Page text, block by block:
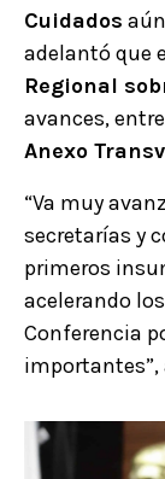
Cuidados
adelantó que
Regional
avances,
Anexo
“Va muy
secretarías y
primeros
acelerando
Conferencia
importantes”,